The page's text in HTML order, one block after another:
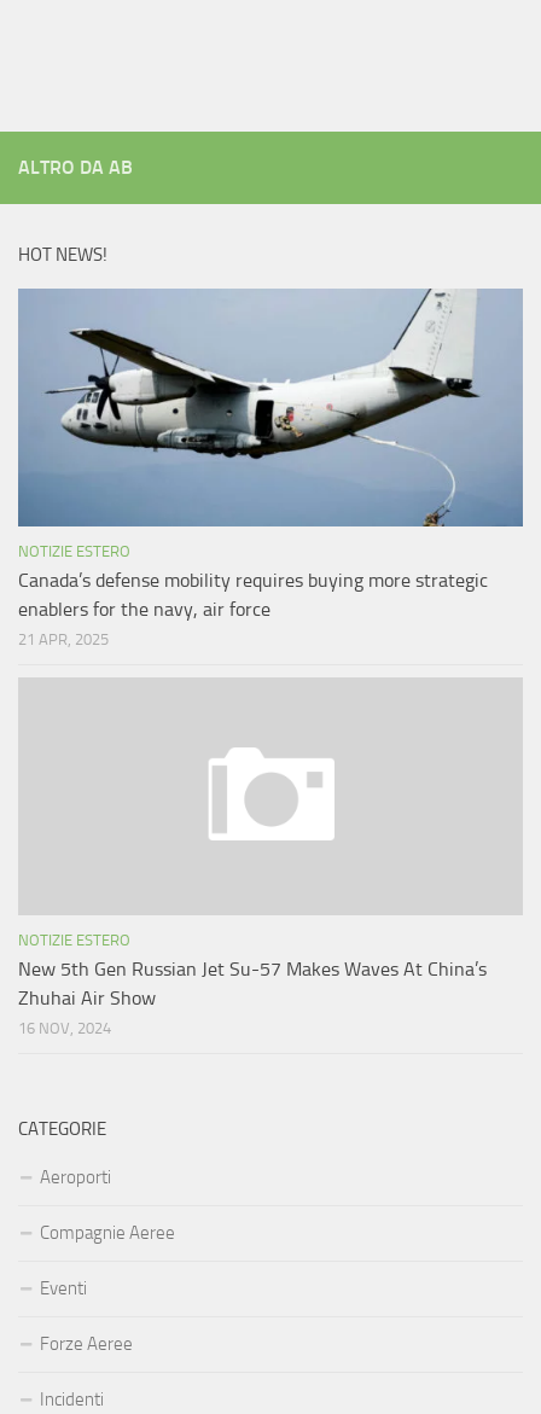
ALTRO DA AB
HOT NEWS!
NOTIZIE ESTERO
Canada’s defense mobility requires buying more strategic
enablers for the navy, air force
21 APR, 2025
NOTIZIE ESTERO
New 5th Gen Russian Jet Su-57 Makes Waves At China’s
Zhuhai Air Show
16 NOV, 2024
CATEGORIE
Aeroporti
Compagnie Aeree
Eventi
Forze Aeree
Incidenti